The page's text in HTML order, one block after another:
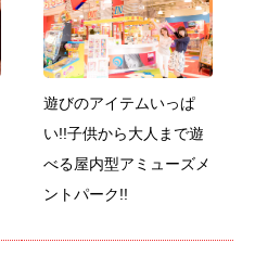
遊びのアイテムいっぱ
い!!子供から大人まで遊
べる屋内型アミューズメ
ントパーク!!